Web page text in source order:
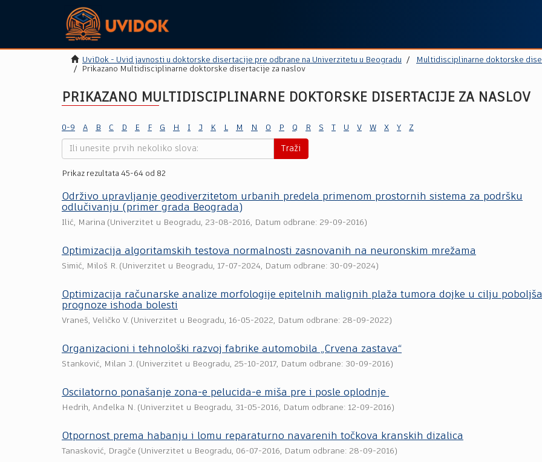
UviDok - Uvid javnosti u doktorske disertacije pre odbrane na Univerzitetu u Beogradu
Multidisciplinarne doktorske
Prikazano Multidisciplinarne doktorske disertacije za naslov
PRIKAZANO MULTIDISCIPLINARNE DOKTORSKE DISERTACIJE ZA NASLOV
0-9 A B C D E F G H I J K L M N O P Q R S T U V W X Y Z
Traži
Prikaz rezultata 45-64 od 82
Održivo upravljanje geodiverzitetom urbanih predela primenom prostornih sistema za podršku
odlučivanju (primer grada Beograda)
Ilić, Marina (Univerzitet u Beogradu, 23-08-2016, Datum odbrane: 29-09-2016)
Optimizacija algoritamskih testova normalnosti zasnovanih na neuronskim mrežama
Simić, Miloš R. (Univerzitet u Beogradu, 17-07-2024, Datum odbrane: 30-09-2024)
Optimizacija računarske analize morfologije epitelnih malignih plaža tumora dojke u cilju
prognoze ishoda bolesti
Vraneš, Veličko V. (Univerzitet u Beogradu, 16-05-2022, Datum odbrane: 28-09-2022)
Organizacioni i tehnološki razvoj fabrike automobila „Crvena zastava“
Stanković, Milan J. (Univerzitet u Beogradu, 25-10-2017, Datum odbrane: 30-09-2016)
Oscilatorno ponašanje zona-e pelucida-e miša pre i posle oplodnje
Hedrih, Anđelka N. (Univerzitet u Beogradu, 31-05-2016, Datum odbrane: 12-09-2016)
Otpornost prema habanju i lomu reparaturno navarenih točkova kranskih dizalica
Tanasković, Dragče (Univerzitet u Beogradu, 06-07-2016, Datum odbrane: 28-09-2016)